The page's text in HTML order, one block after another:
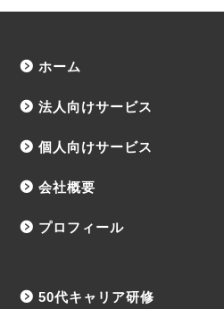
ホーム
法人向けサービス
個人向けサービス
会社概要
プロフィール
50代キャリア研修